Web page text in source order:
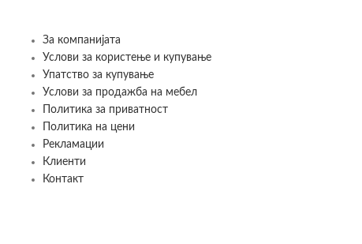
За компанијата
Услови за користење и купување
Упатство за купување
Услови за продажба на мебел
Политика за приватност
Политика на цени
Рекламации
Клиенти
Контакт